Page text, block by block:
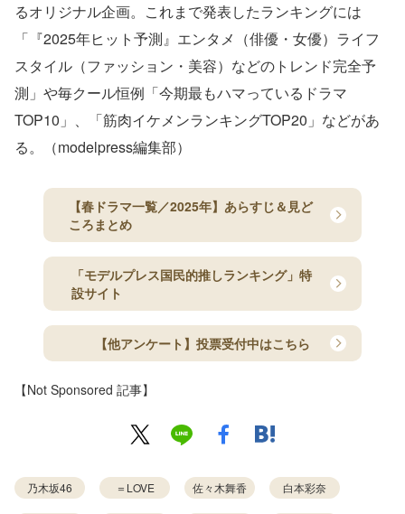
るオリジナル企画。これまで発表したランキングには
「『2025年ヒット予測』エンタメ（俳優・女優）ライフ
スタイル（ファッション・美容）などのトレンド完全予
測」や毎クール恒例「今期最もハマっているドラマ
TOP10」、「筋肉イケメンランキングTOP20」などがあ
る。（modelpress編集部）
【春ドラマ一覧／2025年】あらすじ＆見ど
ころまとめ
「モデルプレス国民的推しランキング」特
設サイト
【他アンケート】投票受付中はこちら
【Not Sponsored 記事】
乃木坂46 ＝LOVE 佐々木舞香 白本彩奈